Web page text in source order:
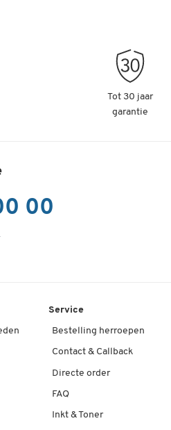
Tot 30 jaar
garantie
00
Service
Bestelling herroepen
Contact & Callback
Directe order
FAQ
Inkt & Toner